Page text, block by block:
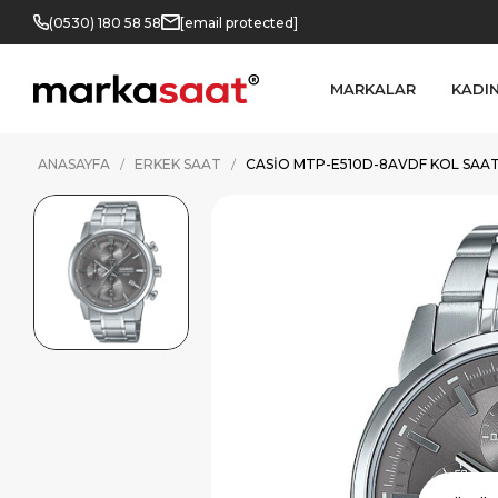
(0530) 180 58 58 [email protected]
MARKALAR
ANASAYFA ERKEK SAAT CASIO MTP-E510D-8AVDF KOL